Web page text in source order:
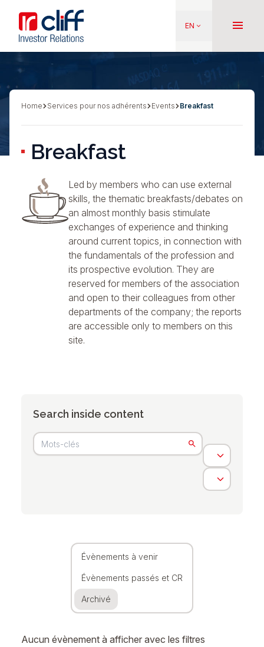
main
content
Aller directement au contenu
EN keyboard_arrow_down menu
Breadcrumb
Home Services pour nos adhérents Events Breakfast
Breakfast
Led by members who can use external
skills, the thematic breakfasts/debates on
an almost monthly basis stimulate
exchanges of experience and thinking
around current topics, in connection with
the fundamentals of the profession and
its prospective evolution. They are
reserved for members of the association
and open to their colleagues from other
departments of the company; the reports
are accessible only to members on this
site.
Search inside content
Évènements à venir
Évènements passés et CR
Archivé
Aucun évènement à afficher avec les filtres